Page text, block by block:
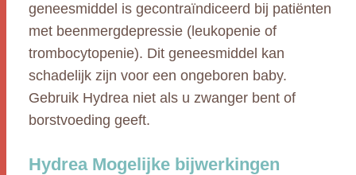
geneesmiddel is gecontraïndiceerd bij patiënten
met beenmergdepressie (leukopenie of
trombocytopenie). Dit geneesmiddel kan
schadelijk zijn voor een ongeboren baby.
Gebruik Hydrea niet als u zwanger bent of
borstvoeding geeft.
Hydrea Mogelijke bijwerkingen